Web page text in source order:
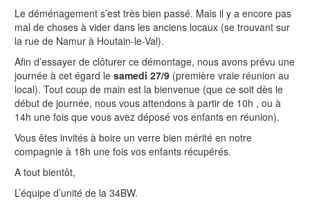
Le déménagement s’est très bien passé. Mais il y a encore pas
mal de choses à vider dans les anciens locaux (se trouvant sur
la rue de Namur à Houtain-le-Val).
Afin d’essayer de clôturer ce démontage, nous avons prévu une
journée à cet égard le samedi 27/9 (première vraie réunion au
local). Tout coup de main est la bienvenue (que ce soit dès le
début de journée, nous vous attendons à partir de 10h , ou à
14h une fois que vous avez déposé vos enfants en réunion).
Vous êtes invités à boire un verre bien mérité en notre
compagnie à 18h une fois vos enfants récupérés.
A tout bientôt,
L’équipe d’unité de la 34BW.